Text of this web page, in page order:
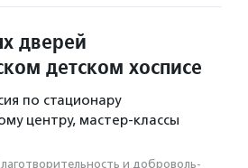
дверей
детском хосписе
по стационару
центру, мастер-классы
и доброволь­